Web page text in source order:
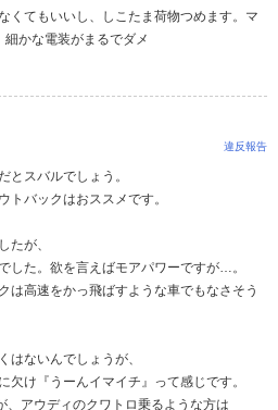
くてもいいし、しこたま荷物つめます。マ
かな電装がまるでダメ
違反報告
とスバルでしょう。
トバックはおススメです。
たが、
した。欲を言えばモアパワーですが…。
は高速をかっ飛ばすような車でもなさそう
はないんでしょうが、
欠け『うーんイマイチ』って感じです。
アウディのクワトロ乗るような方は